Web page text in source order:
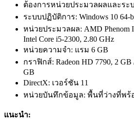
ต้องการหน่วยประมวลผลและระ
ระบบปฏิบัติการ: Windows 10 64-
หน่วยประมวลผล: AMD Phenom
Intel Core i5-2300, 2.80 GHz
หน่วยความจำ: แรม 6 GB
กราฟิกส์: Radeon HD 7790, 2 GB
GB
DirectX: เวอร์ชัน 11
หน่วยบันทึกข้อมูล: พื้นที่ว่างที่พร้
แนะนำ: